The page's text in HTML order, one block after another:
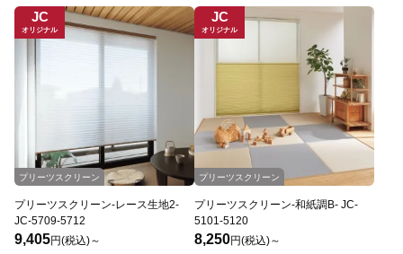
JC
オリジナル
プリーツスクリーン
プリーツスクリーン-レース生地2-
JC-5709-5712
9,405円(税込)～
JC
オリジナル
プリーツスクリーン
プリーツスクリーン-和紙調B- JC-
5101-5120
8,250円(税込)～